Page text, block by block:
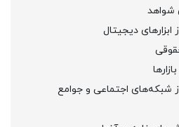
از شبکه‌های اجتماعی و جوامع